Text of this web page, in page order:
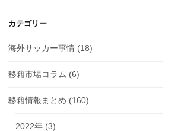
カテゴリー
海外サッカー事情 (18)
移籍市場コラム (6)
移籍情報まとめ (160)
2022年 (3)